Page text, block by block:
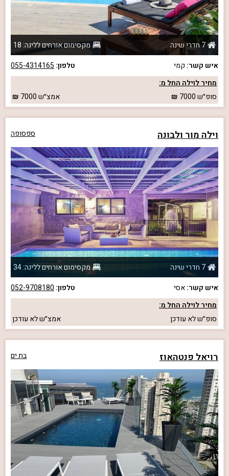
7 חדרי שינה
מקסימום אורחים ללינה: 18
איש קשר: קמי טלפון: 055-4314165
מחיר לוילה החל מ:
סופ״ש7000 אמצ״ש7000
וילה מור ולבונה ספסופה
7 חדרי שינה
מקסימום אורחים ללינה: 34
איש קשר:אסי טלפון: 052-9708180
מחיר לוילה החל מ:
סופ״שלא עודכן אמצ״שלא עודכן
רויאל פנטהאוז בת ים